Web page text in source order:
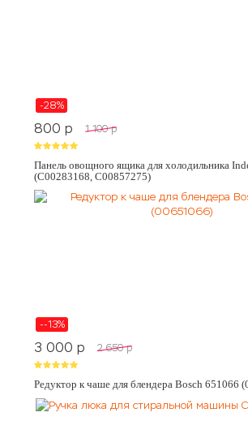
-28%
800 p 1 100 p
Панель овощного ящика для холодильника
(C00283168, C00857275)
--13%
3 000 p 2 650 p
Редуктор к чаше для блендера Bosch 651066